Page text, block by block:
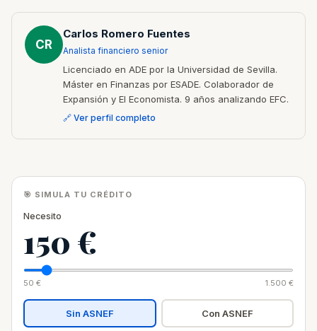
CR
Carlos Romero Fuentes
Analista financiero senior
Licenciado en ADE por la Universidad de Sevilla.
Máster en Finanzas por ESADE. Colaborador de
Expansión y El Economista. 9 años analizando EFC.
🔗 Ver perfil completo
🎯 SIMULA TU CRÉDITO
Necesito
150 €
50 € 1.500 €
Sin ASNEF Con ASNEF